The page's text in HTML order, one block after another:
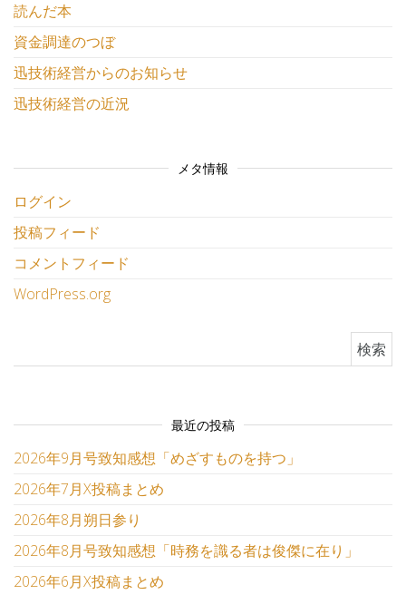
読んだ本
資金調達のつぼ
迅技術経営からのお知らせ
迅技術経営の近況
メタ情報
ログイン
投稿フィード
コメントフィード
WordPress.org
最近の投稿
2026年9月号致知感想「めざすものを持つ」
2026年7月X投稿まとめ
2026年8月朔日参り
2026年8月号致知感想「時務を識る者は俊傑に在り」
2026年6月X投稿まとめ